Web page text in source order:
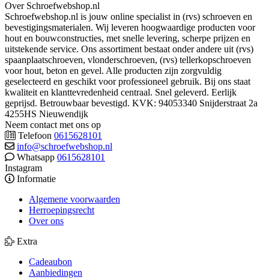
Over Schroefwebshop.nl
Schroefwebshop.nl is jouw online specialist in (rvs) schroeven en
bevestigingsmaterialen. Wij leveren hoogwaardige producten voor
hout en bouwconstructies, met snelle levering, scherpe prijzen en
uitstekende service. Ons assortiment bestaat onder andere uit (rvs)
spaanplaatschroeven, vlonderschroeven, (rvs) tellerkopschroeven
voor hout, beton en gevel. Alle producten zijn zorgvuldig
geselecteerd en geschikt voor professioneel gebruik. Bij ons staat
kwaliteit en klanttevredenheid centraal. Snel geleverd. Eerlijk
geprijsd. Betrouwbaar bevestigd. KVK: 94053340 Snijderstraat 2a
4255HS Nieuwendijk
Neem contact met ons op
Telefoon 0615628101
info@schroefwebshop.nl
Whatsapp 0615628101
Instagram
Informatie
Algemene voorwaarden
Herroepingsrecht
Over ons
Extra
Cadeaubon
Aanbiedingen